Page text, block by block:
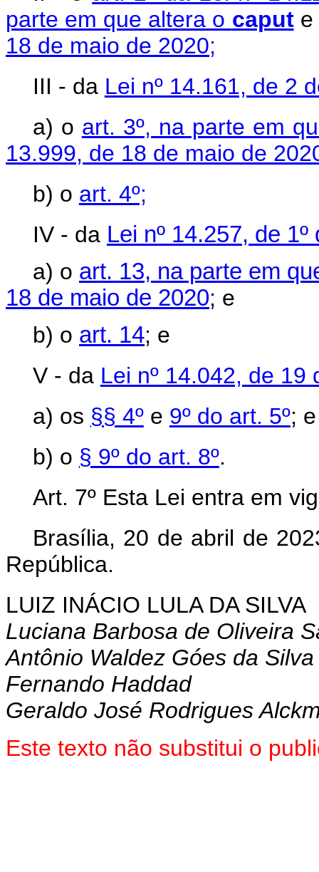
parte em que altera o capute
18 de maio de 2020;
III - da Lei nº 14.161, de 2
a) o art. 3º, na parte em
13.999, de 18 de maio de
b) o art. 4º;
IV - da Lei nº 14.257, de
a) o art. 13, na parte em
18 de maio de 2020; e
b) o art. 14; e
V - da Lei nº 14.042, de 19
a) os §§ 4ºe 9º do art. 5º; e
b) o § 9º do art. 8º.
Art. 7º Esta Lei entra em
Brasília, 20 de abril de
República.
LUIZ INÁCIO LULA DA SILVA
Luciana Barbosa de Oliveira
Antônio Waldez Góes da Silva
Fernando Haddad
Geraldo José Rodrigues
Este texto não substitui o